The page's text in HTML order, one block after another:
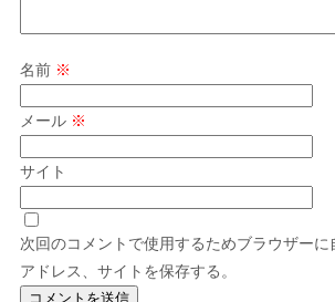
名前 ※
メール ※
サイト
次回のコメントで使用するためブラウザー
アドレス、サイトを保存する。